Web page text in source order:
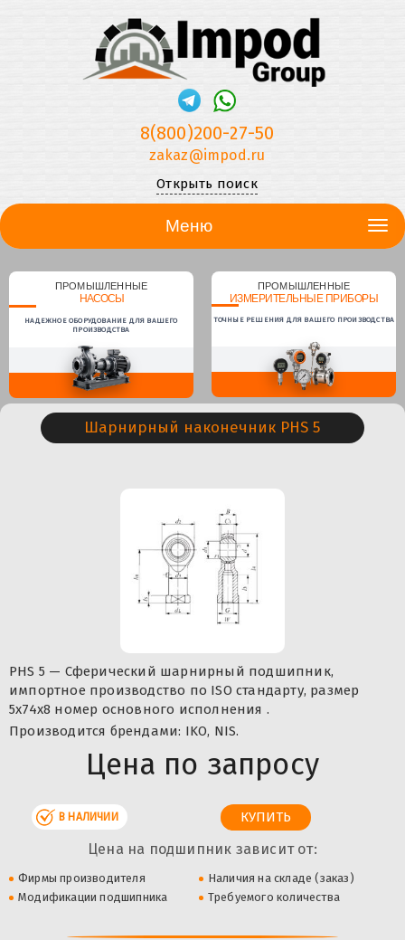
8(800)200-27-50
zakaz@impod.ru
Открыть поиск
Меню
ПРОМЫШЛЕННЫЕ
НАСОСЫ
НАДЕЖНОЕ ОБОРУДОВАНИЕ ДЛЯ ВАШЕГО
ПРОИЗВОДСТВА
ПРОМЫШЛЕННЫЕ
ИЗМЕРИТЕЛЬНЫЕ ПРИБОРЫ
ТОЧНЫЕ РЕШЕНИЯ ДЛЯ ВАШЕГО ПРОИЗВОДСТВА
Шарнирный наконечник PHS 5
PHS 5 — Сферический шарнирный подшипник,
импортное производство по ISO стандарту, размер
5x74x8 номер основного исполнения .
Производится брендами: IKO, NIS.
Цена по запросу
В НАЛИЧИИ
Цена на подшипник зависит от:
Фирмы производителя
Наличия на складе (заказ)
Модификации подшипника
Требуемого количества